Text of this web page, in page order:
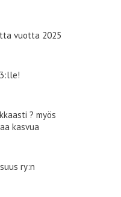
vuotta 2025
? myös
kasvua
ry:n